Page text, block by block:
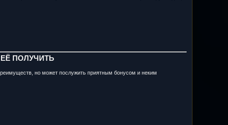
ПОЛУЧИТЬ
но может послужить приятным бонусом и неким